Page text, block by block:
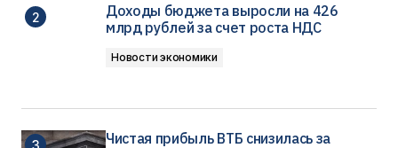
Доходы бюджета выросли на 426
млрд рублей за счет роста НДС
Новости экономики
Чистая прибыль ВТБ снизилась за